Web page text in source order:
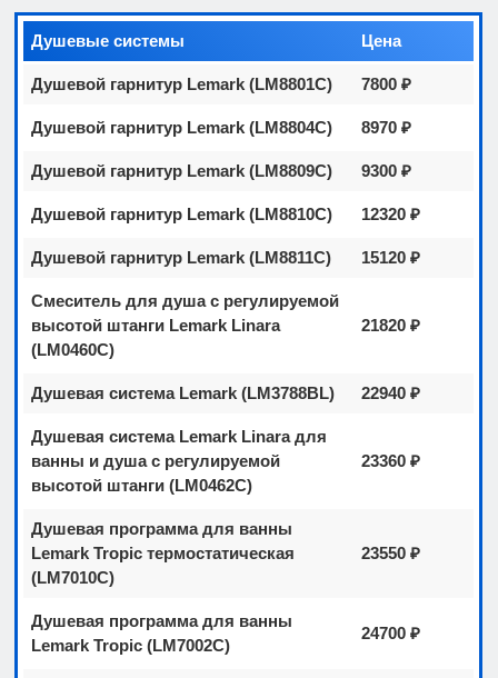
Душевые системы Цена
Душевой гарнитур Lemark (LM8801C) 7800 ₽
Душевой гарнитур Lemark (LM8804C) 8970 ₽
Душевой гарнитур Lemark (LM8809C) 9300 ₽
Душевой гарнитур Lemark (LM8810C) 12320 ₽
Душевой гарнитур Lemark (LM8811C) 15120 ₽
Смеситель для душа с регулируемой
высотой штанги Lemark Linara
(LM0460C)
21820 ₽
Душевая система Lemark (LM3788BL) 22940 ₽
Душевая система Lemark Linara для
ванны и душа с регулируемой
высотой штанги (LM0462C)
23360 ₽
Душевая программа для ванны
Lemark Tropic термостатическая
(LM7010C)
23550 ₽
Душевая программа для ванны
Lemark Tropic (LM7002C)
24700 ₽